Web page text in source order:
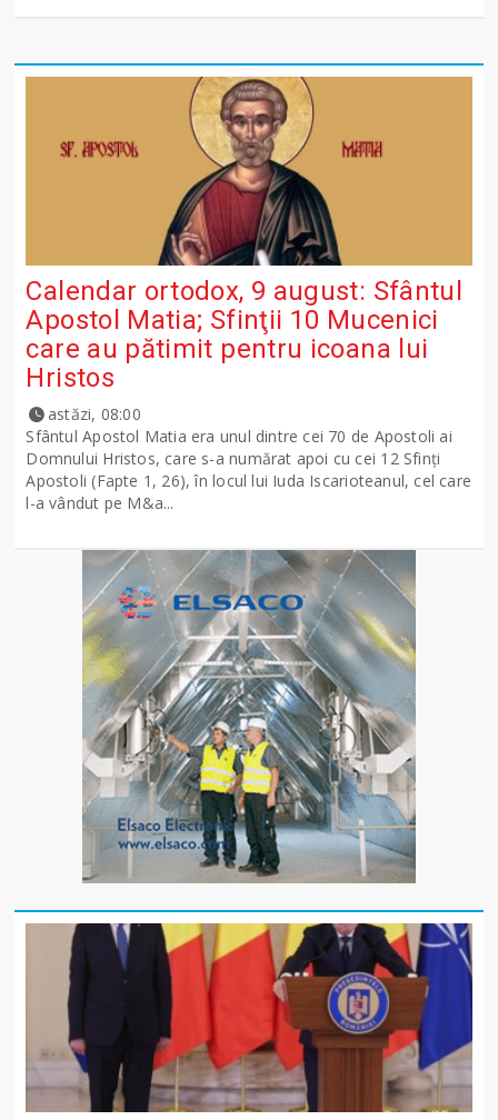
Calendar ortodox, 9 august: Sfântul
Apostol Matia; Sfinţii 10 Mucenici
care au pătimit pentru icoana lui
Hristos
astăzi, 08:00
Sfântul Apostol Matia era unul dintre cei 70 de Apostoli ai
Domnului Hristos, care s-a numărat apoi cu cei 12 Sfinţi
Apostoli (Fapte 1, 26), în locul lui Iuda Iscarioteanul, cel care
l-a vândut pe M&a...